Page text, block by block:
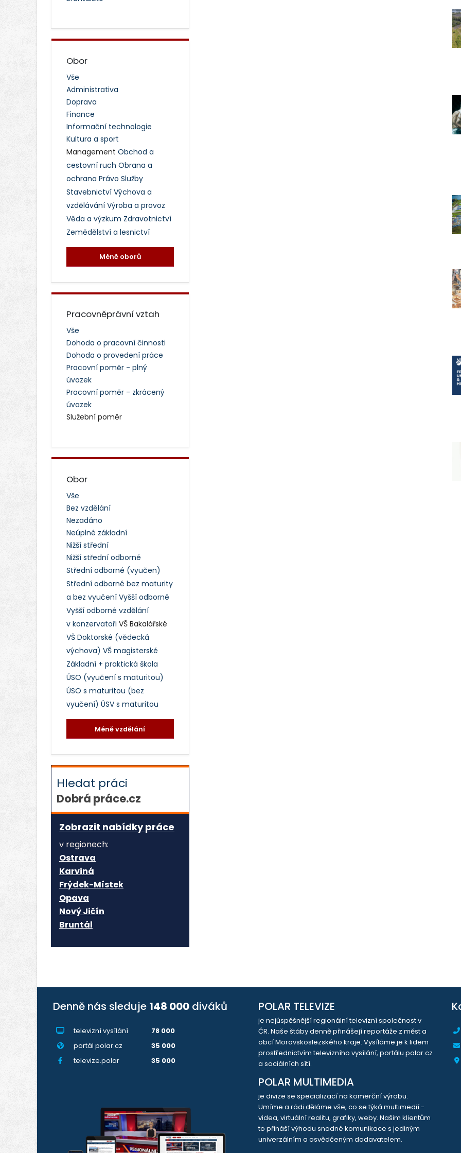
Obor
Vše
Administrativa
Doprava
Finance
Informační technologie
Kultura a sport
Management Obchod a
cestovní ruch Obrana a
ochrana Právo Služby
Stavebnictví Výchova a
vzdělávání Výroba a provoz
Věda a výzkum Zdravotnictví
Zemědělství a lesnictví
Méně oborů
Pracovněprávní vztah
Vše
Dohoda o pracovní činnosti
Dohoda o provedení práce
Pracovní poměr - plný
úvazek
Pracovní poměr - zkrácený
úvazek
Služební poměr
Obor
Vše
Bez vzdělání
Nezadáno
Neúplné základní
Nižší střední
Nižší střední odborné
Střední odborné (vyučen)
Střední odborné bez maturity
a bez vyučení Vyšší odborné
Vyšší odborné vzdělání
v konzervatoři VŠ Bakalářské
VŠ Doktorské (vědecká
výchova) VŠ magisterské
Základní + praktická škola
ÚSO (vyučení s maturitou)
ÚSO s maturitou (bez
vyučení) ÚSV s maturitou
Méně vzdělání
Hledat práci
Dobrá práce.cz
Zobrazit nabídky práce
v regionech:
Ostrava
Karviná
Frýdek-Místek
Opava
Nový Jičín
Bruntál
Denně nás sleduje 148 000 diváků
televizní vysílání
78 000
portál polar.cz
35 000
televize.polar
35 000
POLAR TELEVIZE
je nejúspěšnější regionální televizní společnost v
ČR. Naše štáby denně přinášejí reportáže z měst a
obcí Moravskoslezského kraje. Vysíláme je k lidem
prostřednictvím televizního vysílání, portálu polar.cz
a sociálních sítí.
POLAR MULTIMEDIA
je divize se specializací na komerční výrobu.
Umíme a rádi děláme vše, co se týká multimedií -
videa, virtuální realitu, grafiky, weby. Našim klientům
to přináší výhodu snadné komunikace s jediným
univerzálním a osvědčeným dodavatelem.